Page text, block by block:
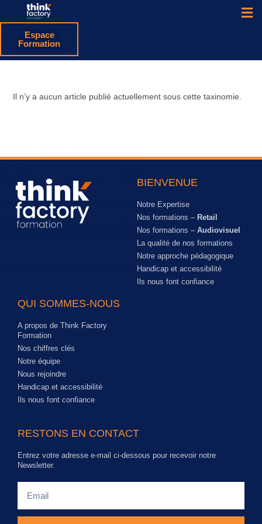
Espace
Formation
Il n’y a aucun article publié actuellement sous cette taxinomie.
BIENVENUE
Notre Expertise
Nos formations – Retail
Nos formations – Audiovisuel
La qualité de nos formations
Notre approche pédagogique
Handicap et accessibilité
Ils nous font confiance
QUI SOMMES-NOUS
A propos de Think Factory
Formation
Nos chiffres clés
Notre équipe
Nous rejoindre
Handicap et accessibilité
Ils nous font confiance
RESTONS EN CONTACT
Entrez votre adresse e-mail ci-dessous pour recevoir notre
Newsletter.